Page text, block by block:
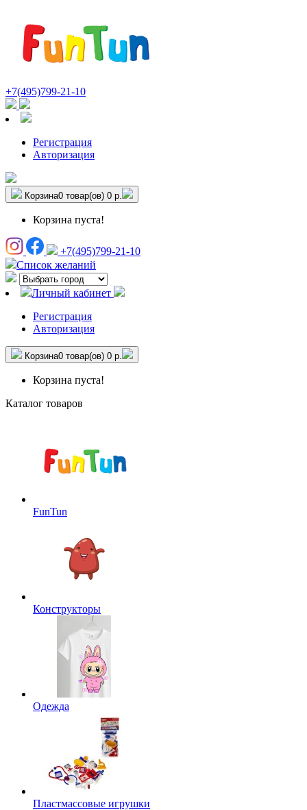
+7(495)799-21-10
Регистрация
Авторизация
Корзина0 товар(ов) 0 р.
Корзина пуста!
+7(495)799-21-10
Список желаний
Личный кабинет
Регистрация
Авторизация
Корзина0 товар(ов) 0 р.
Корзина пуста!
Каталог товаров
FunTun
Конструкторы
Одежда
Пластмассовые игрушки